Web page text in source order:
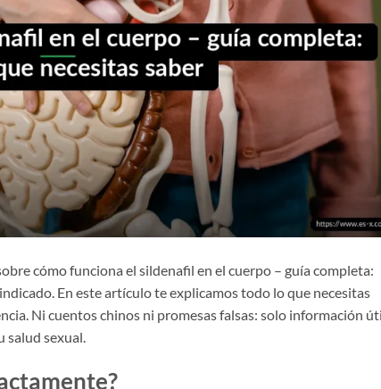
cómo funciona el sildenafil en el cuerpo – guía completa:
En este artículo te explicamos todo lo que necesitas
Ni cuentos chinos ni promesas falsas: solo información
salud sexual.